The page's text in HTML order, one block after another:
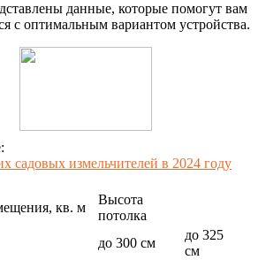
данные, которые помогут вам
с оптимальным вариантом устройства.
садовых измельчителей в 2024 году
кв. м
Высота
потолка
до 300 см
до 325
см